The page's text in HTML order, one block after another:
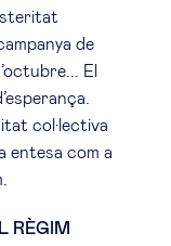
de
El
col·lectiva
entesa com a
RÈGIM